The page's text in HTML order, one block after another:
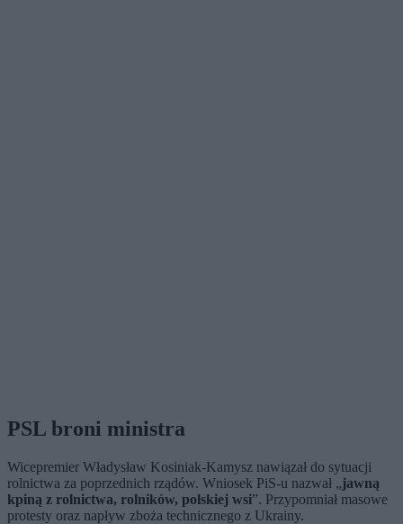
PSL broni ministra
Wicepremier Władysław Kosiniak-Kamysz nawiązał do sytuacji
rolnictwa za poprzednich rządów. Wniosek PiS-u nazwał „jawną
kpiną z rolnictwa, rolników, polskiej wsi”. Przypomniał masowe
protesty oraz napływ zboża technicznego z Ukrainy.